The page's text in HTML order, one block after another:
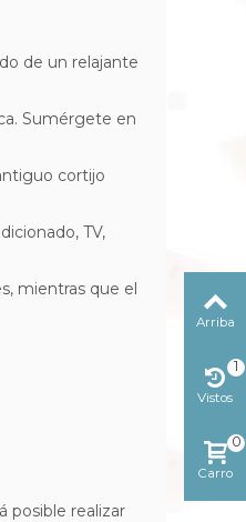
de un relajante
Sumérgete en
cortijo
TV,
mientras que el
posible realizar
Arriba
Vistos
1
Carro
0